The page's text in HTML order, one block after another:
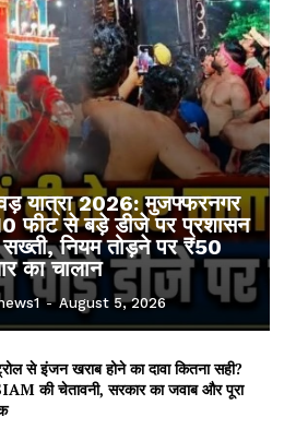
यात्रा 2026: मुजफ्फरनगर
फीट से बड़े डीजे पर प्रशासन
नियम तोड़ने पर ₹50
का चालान
- August 5, 2026
से इंजन खराब होने का दावा कितना सही?
की चेतावनी, सरकार का जवाब और पूरा